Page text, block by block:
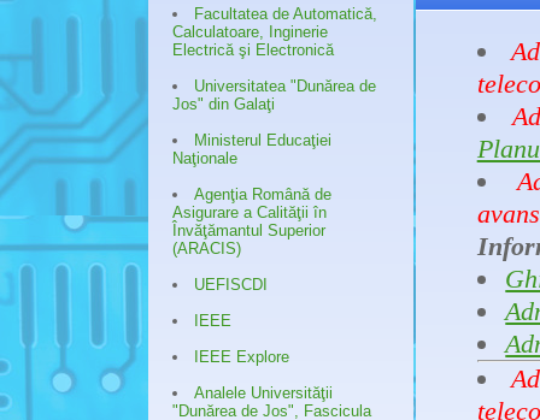
Facultatea de Automatică,
Calculatoare, Inginerie
Electrică şi Electronică
Universitatea "Dunărea de
Jos" din Galaţi
Ministerul Educaţiei
Naţionale
Agenţia Română de
Asigurare a Calităţii în
Învăţămantul Superior
(ARACIS)
UEFISCDI
IEEE
IEEE Explore
Analele Universităţii
"Dunărea de Jos", Fascicula